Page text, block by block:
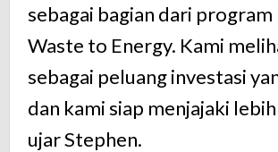
sebagai bagian dari program
Waste to Energy. Kami
sebagai peluang investasi
dan kami siap menjajaki lebih
ujar Stephen.